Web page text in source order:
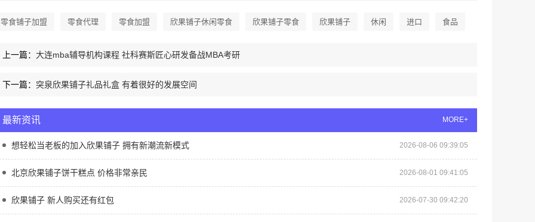
零食铺子加盟 零食代理 零食加盟 欣果铺子休闲零食 欣果铺子零食 欣果铺子 休闲 进口 食品
上一篇： 大连mba辅导机构课程 社科赛斯匠心研发备战MBA考研
下一篇： 突泉欣果铺子礼品礼盒 有着很好的发展空间
最新资讯 MORE+
想轻松当老板的加入欣果铺子 拥有新潮流新模式 2026-08-06 09:39:05
北京欣果铺子饼干糕点 价格非常亲民 2026-08-01 09:41:05
欣果铺子 新人购买还有红包 2026-07-30 09:42:20